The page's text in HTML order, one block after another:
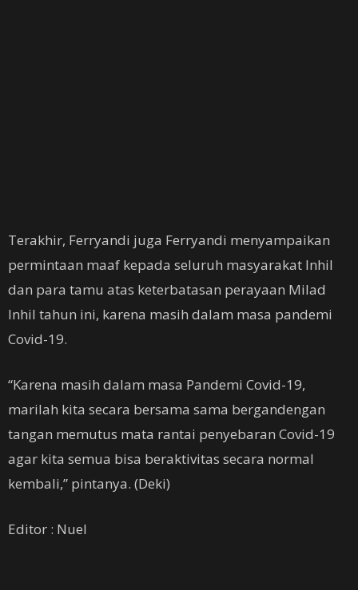
Terakhir, Ferryandi juga Ferryandi menyampaikan
permintaan maaf kepada seluruh masyarakat Inhil
dan para tamu atas keterbatasan perayaan Milad
Inhil tahun ini, karena masih dalam masa pandemi
Covid-19.
“Karena masih dalam masa Pandemi Covid-19,
marilah kita secara bersama sama bergandengan
tangan memutus mata rantai penyebaran Covid-19
agar kita semua bisa beraktivitas secara normal
kembali,” pintanya. (Deki)
Editor : Nuel